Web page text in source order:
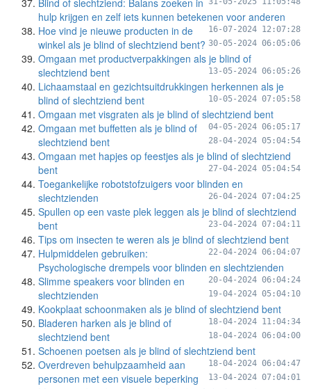
Blind of slechtziend: Balans zoeken in
hulp krijgen en zelf iets kunnen betekenen voor anderen
16-07-2024 12:07:28
Hoe vind je nieuwe producten in de
winkel als je blind of slechtziend bent? 30-05-2024 06:05:06
Omgaan met productverpakkingen als je blind of
slechtziend bent
13-05-2024 06:05:26
Lichaamstaal en gezichtsuitdrukkingen herkennen als je
blind of slechtziend bent
10-05-2024 07:05:58
Omgaan met visgraten als je blind of slechtziend bent
04-05-2024 06:05:17
Omgaan met buffetten als je blind of
slechtziend bent
28-04-2024 05:04:54
Omgaan met hapjes op feestjes als je blind of slechtziend
bent
27-04-2024 05:04:54
Toegankelijke robotstofzuigers voor blinden en
slechtzienden
26-04-2024 07:04:25
Spullen op een vaste plek leggen als je blind of slechtziend
bent
23-04-2024 07:04:11
Tips om insecten te weren als je blind of slechtziend bent
22-04-2024 06:04:07
Hulpmiddelen gebruiken:
Psychologische drempels voor blinden en slechtzienden
20-04-2024 06:04:24
Slimme speakers voor blinden en
slechtzienden
19-04-2024 05:04:10
Kookplaat schoonmaken als je blind of slechtziend bent
18-04-2024 11:04:34
Bladeren harken als je blind of
slechtziend bent
18-04-2024 06:04:00
Schoenen poetsen als je blind of slechtziend bent
18-04-2024 06:04:47
Overdreven behulpzaamheid aan
personen met een visuele beperking
13-04-2024 07:04:01